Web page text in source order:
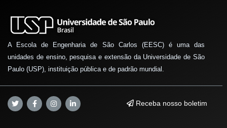
A Escola de Engenharia de São Carlos (EESC) é uma das
unidades de ensino, pesquisa e extensão da Universidade de São
Paulo (USP), instituição pública e de padrão mundial.
Receba nosso boletim